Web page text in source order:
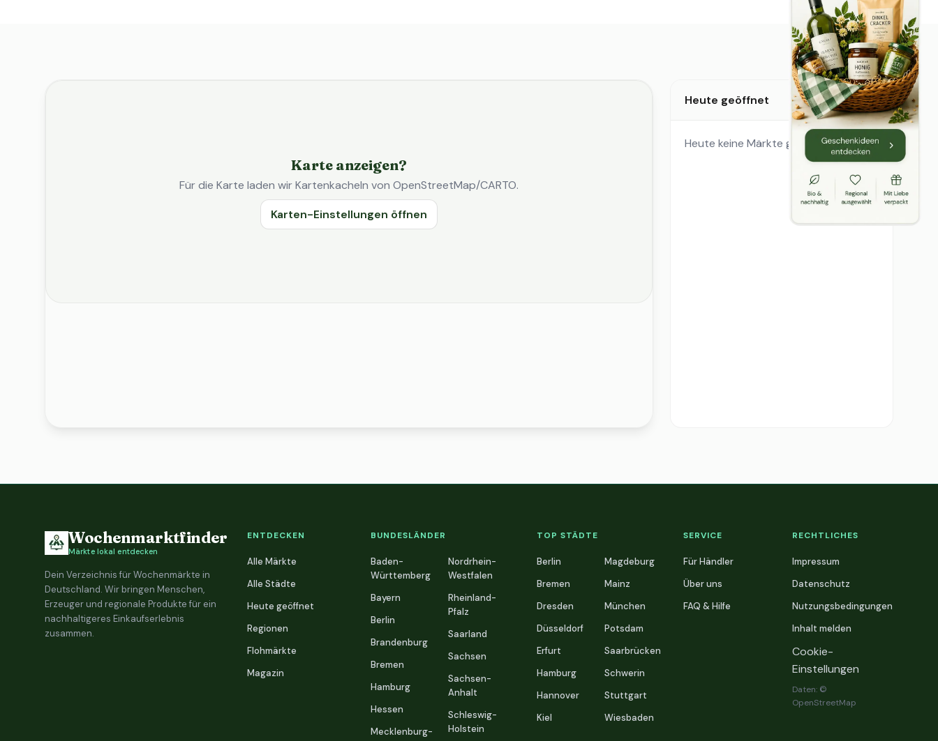
Karte anzeigen?
Für die Karte laden wir Kartenkacheln von OpenStreetMap/CARTO.
Karten-Einstellungen öffnen
Heute geöffnet
Heute keine Märkte geöffnet
Wochenmarktfinder
Märkte lokal entdecken
Dein Verzeichnis für Wochenmärkte in
Deutschland. Wir bringen Menschen,
Erzeuger und regionale Produkte für ein
nachhaltigeres Einkaufserlebnis
zusammen.
ENTDECKEN
Alle Märkte
Alle Städte
Heute geöffnet
Regionen
Flohmärkte
Magazin
BUNDESLÄNDER
Baden-
Württemberg
Bayern
Berlin
Brandenburg
Bremen
Hamburg
Hessen
Mecklenburg-
Nordrhein-
Westfalen
Rheinland-
Pfalz
Saarland
Sachsen
Sachsen-
Anhalt
Schleswig-
Holstein
TOP STÄDTE
Berlin
Bremen
Dresden
Düsseldorf
Erfurt
Hamburg
Hannover
Kiel
Magdeburg
Mainz
München
Potsdam
Saarbrücken
Schwerin
Stuttgart
Wiesbaden
SERVICE
Für Händler
Über uns
FAQ & Hilfe
RECHTLICHES
Impressum
Datenschutz
Nutzungsbedingungen
Inhalt melden
Cookie-
Einstellungen
Daten: ©
OpenStreetMap